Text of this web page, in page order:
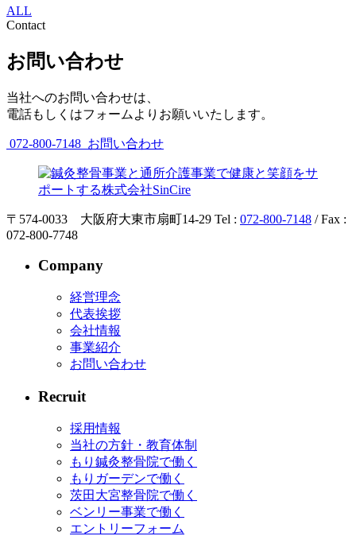
ALL
Contact
お問い合わせ
当社へのお問い合わせは、
電話もしくはフォームよりお願いいたします。
072-800-7148 お問い合わせ
〒574-0033 大阪府大東市扇町14-29 Tel : 072-800-7148 / Fax :
072-800-7748
Company
経営理念
代表挨拶
会社情報
事業紹介
お問い合わせ
Recruit
採用情報
当社の方針・教育体制
もり鍼灸整骨院で働く
もりガーデンで働く
茨田大宮整骨院で働く
ベンリー事業で働く
エントリーフォーム